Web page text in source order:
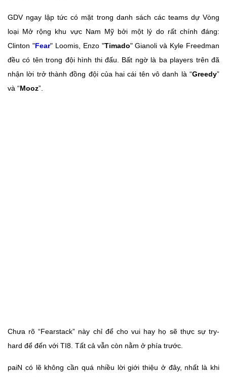
GDV ngay lập tức có mặt trong danh sách các teams dự Vòng
loại Mở rộng khu vực Nam Mỹ bởi một lý do rất chính đáng:
Clinton "Fear" Loomis, Enzo "Timado" Gianoli và Kyle Freedman
đều có tên trong đội hình thi đấu. Bất ngờ là ba players trên đã
nhận lời trở thành đồng đội của hai cái tên vô danh là “Greedy”
và “Mooz”.
Chưa rõ “Fearstack” này chỉ để cho vui hay họ sẽ thực sự try-
hard để đến với TI8. Tất cả vẫn còn nằm ở phía trước.
paiN có lẽ không cần quá nhiều lời giới thiệu ở đây, nhất là khi